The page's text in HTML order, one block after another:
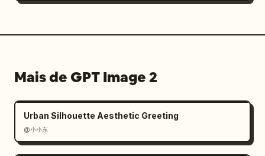
Mais de GPT Image 2
Urban Silhouette Aesthetic Greeting
@小小东